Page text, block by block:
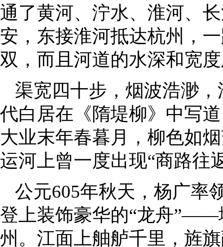
通了黄河、泞水、淮河、
安，东接淮河抵达杭州，
双，而且河道的水深和宽
渠宽四十步，烟波浩渺
代白居在《隋堤柳》中写
大业末年春暮月，柳色如
运河上曾一度出现“商路往
公元605年秋天，杨广率
登上装饰豪华的“龙舟”——
州。江面上舳舻千里，旌